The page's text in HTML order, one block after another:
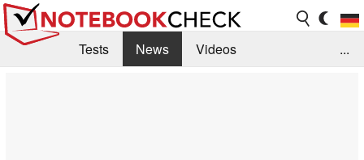
Tests News
Videos
...